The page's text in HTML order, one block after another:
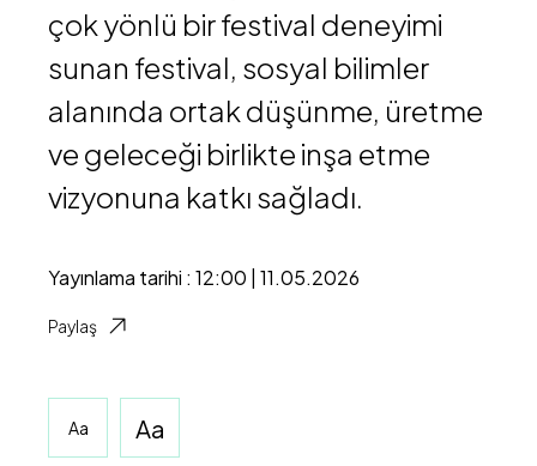
çok yönlü bir festival deneyimi
sunan festival, sosyal bilimler
alanında ortak düşünme, üretme
ve geleceği birlikte inşa etme
vizyonuna katkı sağladı.
Yayınlama tarihi : 12:00 | 11.05.2026
Paylaş
Aa Aa